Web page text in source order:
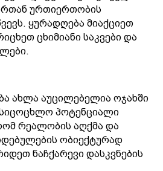
ურთიერთობის
ყურადღება მიაქციეთ
ცხიმიანი საკვები და
ახლა აუცილებელია ოჯახში
პოტენციალი
რეალობის აღქმა და
ობიექტურად
ნაჩქარევი დასკვნების